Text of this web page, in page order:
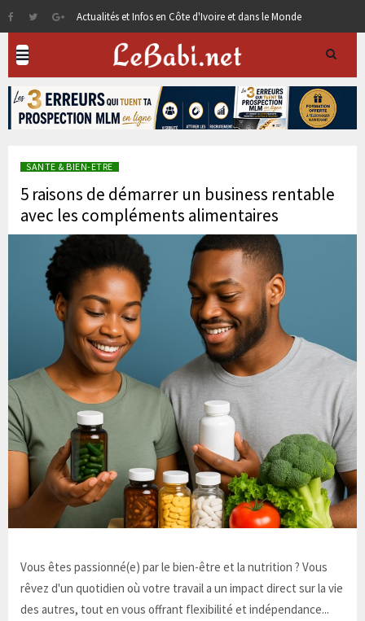
Actualités et Infos en Côte d'Ivoire et dans le Monde
SANTE & BIEN-ETRE
5 raisons de démarrer un business rentable
avec les compléments alimentaires
Vous êtes passionné(e) par le bien-être et la nutrition ? Vous
rêvez d'un quotidien où votre travail a un impact direct sur la vie
des autres, tout en vous offrant flexibilité et indépendance...